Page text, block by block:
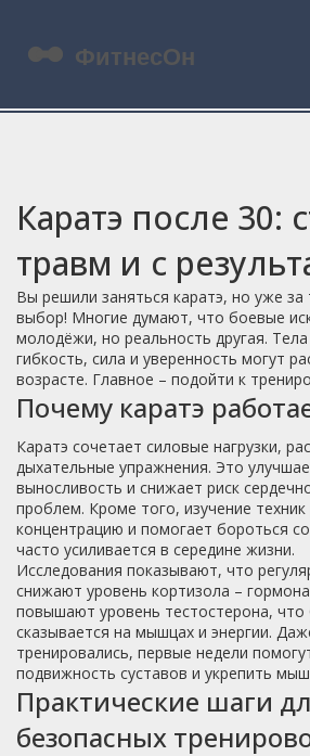
Каратэ после 30:
травм и с
Вы решили заняться каратэ, но уже
выбор! Многие думают, что боевые
молодёжи, но реальность другая.
гибкость, сила и уверенность могут
возрасте. Главное – подойти к
Почему каратэ
Каратэ сочетает силовые нагрузки,
дыхательные упражнения. Это
выносливость и снижает риск
проблем. Кроме того, изучение техник
концентрацию и помогает бороться
часто усиливается в середине жизни.
Исследования показывают, что
снижают уровень кортизола –
повышают уровень тестостерона, что
сказывается на мышцах и энергии.
тренировались, первые недели
подвижность суставов и укрепить
Практические шаги
безопасных